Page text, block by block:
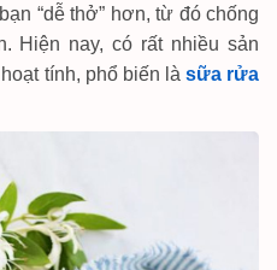
“dễ thở” hơn, từ đó chống
Hiện nay, có rất nhiều sản
tính, phổ biến là sữa rửa